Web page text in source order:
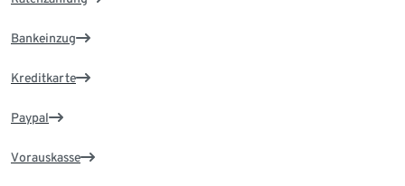
Bankeinzug
Kreditkarte
Paypal
Vorauskasse